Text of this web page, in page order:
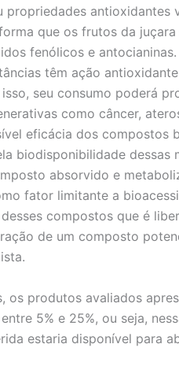
propriedades antioxidantes
que os frutos da
fenólicos e
têm ação
seu consumo poderá
como câncer,
eficácia dos compostos
biodisponibilidade dessas
absorvido e
fator limitante a
compostos que é
de um composto
produtos avaliados
5% e 25%, ou seja,
estaria disponível para